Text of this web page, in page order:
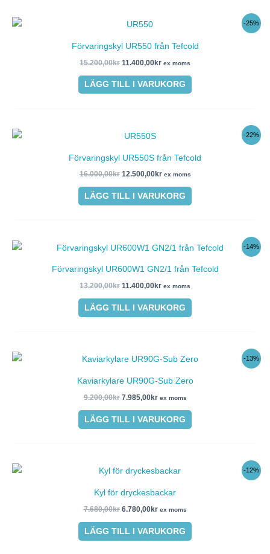
-25%
Förvaringskyl UR550 från Tefcold
15.200,00kr
Det
var:
15.200,00kr.
11.400,00kr
priset
är:
11.400,00kr.
ex moms
LÄGG TILL I VARUKORG
-22%
Förvaringskyl UR550S från Tefcold
16.000,00kr
Det
var:
16.000,00kr.
12.500,00kr
är:
12.500,00kr.
ex moms
LÄGG TILL I VARUKORG
-14%
Förvaringskyl UR600W1 GN2/1 från Tefcold
13.200,00kr
Det
var:
13.200,00kr.
11.400,00kr
Det
är:
11.400,00kr.
ex moms
LÄGG TILL I VARUKORG
-13%
Kaviarkylare UR90G-Sub Zero
9.200,00kr
Det
var:
9.200,00kr.
7.985,00kr
Det
är:
7.985,00kr.
ex moms
LÄGG TILL I VARUKORG
-12%
Kyl för dryckesbackar
7.680,00kr
Det
ursprungliga
var:
7.680,00kr.
6.780,00kr
Det
är:
6.780,00kr.
ex moms
LÄGG TILL I VARUKORG